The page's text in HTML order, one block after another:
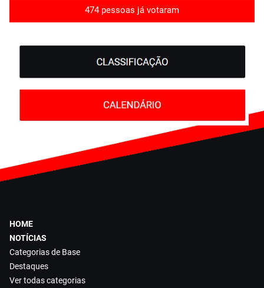
474 pessoas já votaram
HOME
NOTÍCIAS
Categorias de Base
Destaques
Ver todas categorias